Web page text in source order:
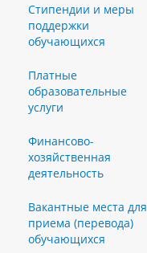
Стипендии и меры
поддержки
обучающихся
Платные
образовательные
услуги
Финансово-
хозяйственная
деятельность
Вакантные места для
приема (перевода)
обучающихся